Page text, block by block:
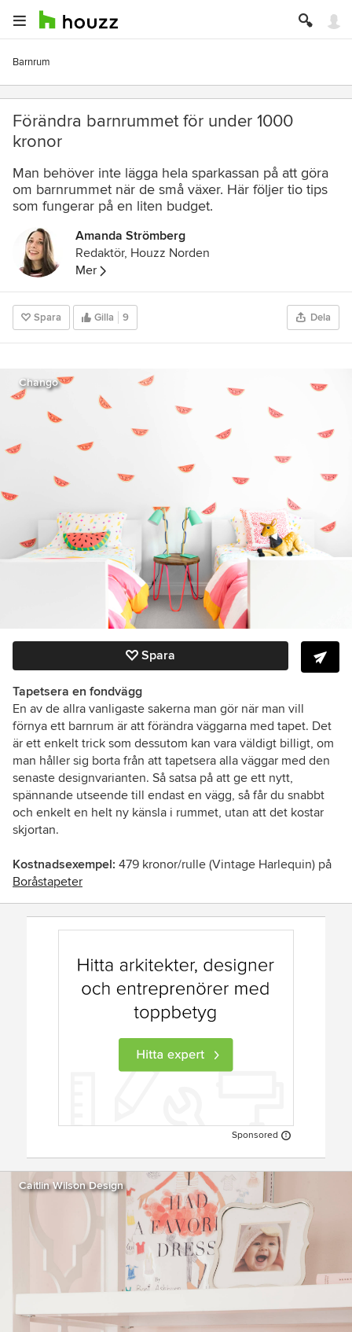
Barnrum
Förändra barnrummet för under 1000
kronor
Man behöver inte lägga hela sparkassan på att göra
om barnrummet när de små växer. Här följer tio tips
som fungerar på en liten budget.
Amanda Strömberg
Redaktör, Houzz Norden
Mer
Spara Gilla 9 Dela
Chango
Spara
Tapetsera en fondvägg
En av de allra vanligaste sakerna man gör när man vill
förnya ett barnrum är att förändra väggarna med tapet. Det
är ett enkelt trick som dessutom kan vara väldigt billigt, om
man håller sig borta från att tapetsera alla väggar med den
senaste designvarianten. Så satsa på att ge ett nytt,
spännande utseende till endast en vägg, så får du snabbt
och enkelt en helt ny känsla i rummet, utan att det kostar
skjortan.
Kostnadsexempel: 479 kronor/rulle (Vintage Harlequin) på
Boråstapeter
Sponsored
Caitlin Wilson Design